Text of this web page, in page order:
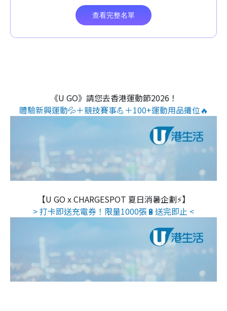
《U GO》請您去香港運動節2026！
體驗新興運動💦＋競技賽事💪＋100+運動用品攤位🔥
【U GO x CHARGESPOT 夏日消暑企劃⚡】
> 打卡即送充電券！限量1000張🔋送完即止 <